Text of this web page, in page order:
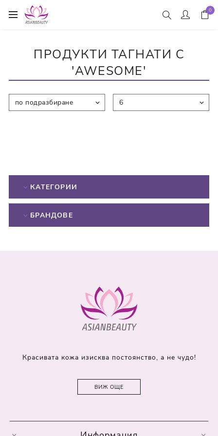
0
ПРОДУКТИ ТАГНАТИ С
'AWESOME'
КАТЕГОРИИ
БРАНДОВЕ
Красивата кожа изисква постоянство, а не чудо!
ВИЖ ОЩЕ